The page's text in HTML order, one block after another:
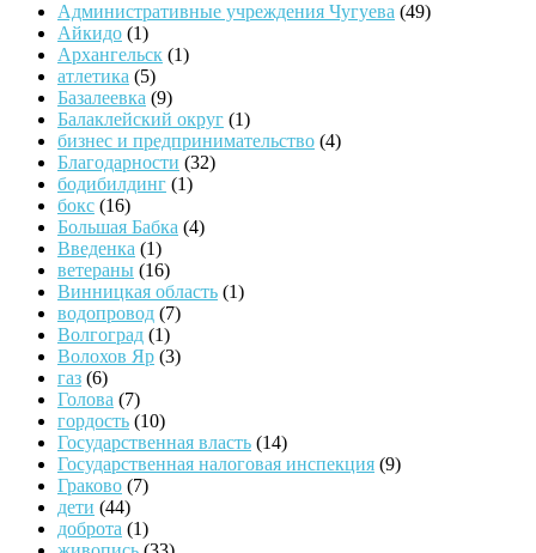
Административные учреждения Чугуева (49)
Айкидо (1)
Архангельск (1)
атлетика (5)
Базалеевка (9)
Балаклейский округ (1)
бизнес и предпринимательство (4)
Благодарности (32)
бодибилдинг (1)
бокс (16)
Большая Бабка (4)
Введенка (1)
ветераны (16)
Винницкая область (1)
водопровод (7)
Волгоград (1)
Волохов Яр (3)
газ (6)
Голова (7)
гордость (10)
Государственная власть (14)
Государственная налоговая инспекция (9)
Граково (7)
дети (44)
доброта (1)